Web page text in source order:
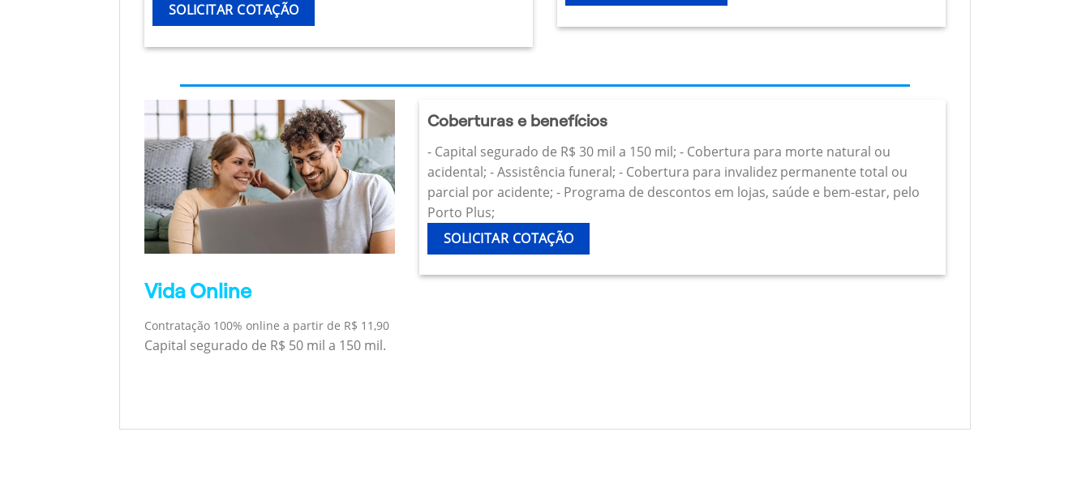
SOLICITAR COTAÇÃO
Vida Online
Contratação 100% online a partir de R$ 11,90
Capital segurado de R$ 50 mil a 150 mil.
Coberturas e benefícios
- Capital segurado de R$ 30 mil a 150 mil; - Cobertura para morte natural ou
acidental; - Assistência funeral; - Cobertura para invalidez permanente total ou
parcial por acidente; - Programa de descontos em lojas, saúde e bem-estar, pelo
Porto Plus;
SOLICITAR COTAÇÃO